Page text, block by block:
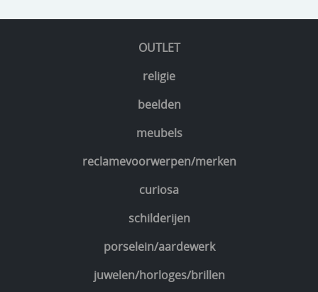
OUTLET
religie
beelden
meubels
reclamevoorwerpen/merken
curiosa
schilderijen
porselein/aardewerk
juwelen/horloges/brillen